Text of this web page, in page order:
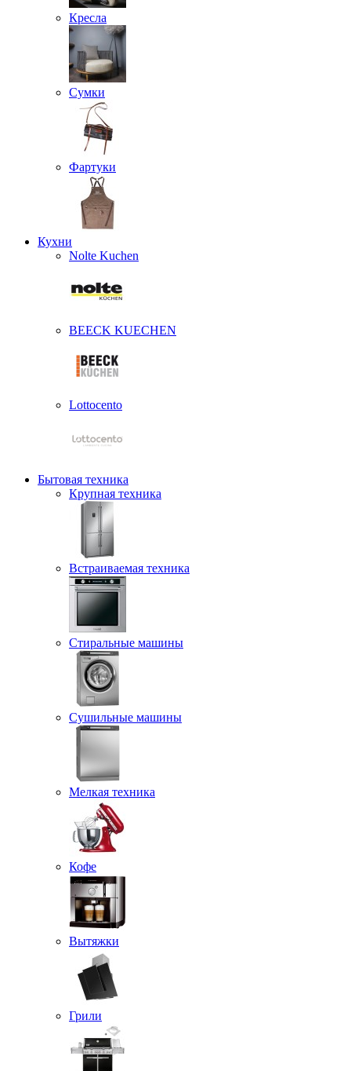
Кресла
Сумки
Фартуки
Кухни
Nolte Kuchen
BEECK KUECHEN
Lottocento
Бытовая техника
Крупная техника
Встраиваемая техника
Стиральные машины
Сушильные машины
Мелкая техника
Кофе
Вытяжки
Грили